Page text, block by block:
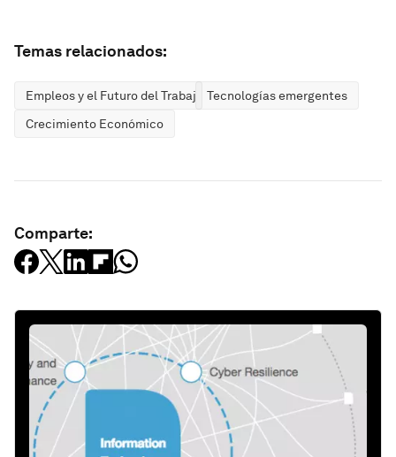
Temas relacionados:
Empleos y el Futuro del Trabajo
Tecnologías emergentes
Crecimiento Económico
Comparte: